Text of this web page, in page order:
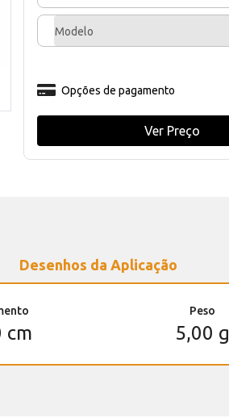
Modelo
Opções de pagamento
Ver Preço
Desenhos da Aplicação
cm
Peso
5,00 g